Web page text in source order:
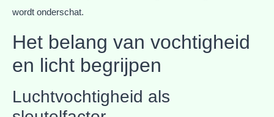
wordt onderschat.
Het belang van vochtigheid
en licht begrijpen
Luchtvochtigheid als